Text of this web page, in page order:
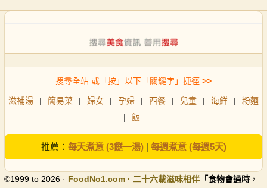
搜尋全站 或「按」以下「關鍵字」捷徑 >>
滋補湯 | 簡易菜 | 婦女 | 孕婦 | 西餐 | 兒童 | 海鮮 |
粉麵
|
飯
推薦： 每天煮意 (3餸一湯)| 每週煮意 (每週5天)
©1999 to 2026 · FoodNo1.com · 二十六載滋味相伴 「食物會過時，